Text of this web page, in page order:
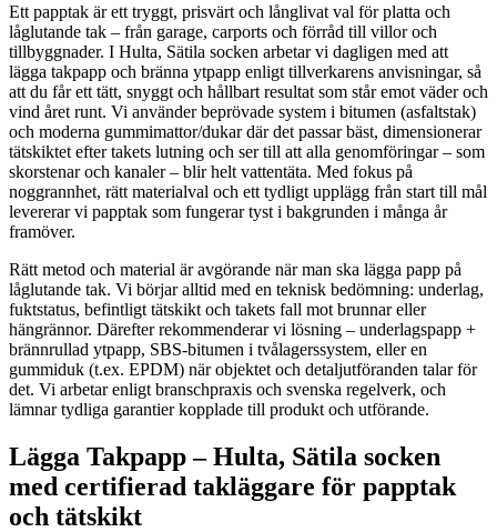
Ett papptak är ett tryggt, prisvärt och långlivat val för platta och
låglutande tak – från garage, carports och förråd till villor och
tillbyggnader. I Hulta, Sätila socken arbetar vi dagligen med att
lägga takpapp och bränna ytpapp enligt tillverkarens anvisningar, så
att du får ett tätt, snyggt och hållbart resultat som står emot väder och
vind året runt. Vi använder beprövade system i bitumen (asfaltstak)
och moderna gummimattor/dukar där det passar bäst, dimensionerar
tätskiktet efter takets lutning och ser till att alla genomföringar – som
skorstenar och kanaler – blir helt vattentäta. Med fokus på
noggrannhet, rätt materialval och ett tydligt upplägg från start till mål
levererar vi papptak som fungerar tyst i bakgrunden i många år
framöver.
Rätt metod och material är avgörande när man ska lägga papp på
låglutande tak. Vi börjar alltid med en teknisk bedömning: underlag,
fuktstatus, befintligt tätskikt och takets fall mot brunnar eller
hängrännor. Därefter rekommenderar vi lösning – underlagspapp +
brännrullad ytpapp, SBS-bitumen i tvålagerssystem, eller en
gummiduk (t.ex. EPDM) när objektet och detaljutföranden talar för
det. Vi arbetar enligt branschpraxis och svenska regelverk, och
lämnar tydliga garantier kopplade till produkt och utförande.
Lägga Takpapp – Hulta, Sätila socken
med certifierad takläggare för papptak
och tätskikt